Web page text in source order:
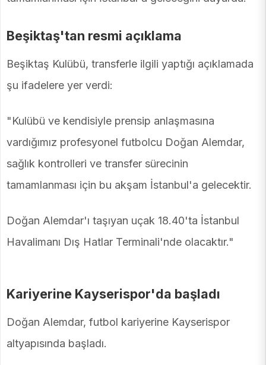
Beşiktaş'tan resmi açıklama
Beşiktaş Kulübü, transferle ilgili yaptığı açıklamada
şu ifadelere yer verdi:
"Kulübü ve kendisiyle prensip anlaşmasına
vardığımız profesyonel futbolcu Doğan Alemdar,
sağlık kontrolleri ve transfer sürecinin
tamamlanması için bu akşam İstanbul'a gelecektir.
Doğan Alemdar'ı taşıyan uçak 18.40'ta İstanbul
Havalimanı Dış Hatlar Terminali'nde olacaktır."
Kariyerine Kayserispor'da başladı
Doğan Alemdar, futbol kariyerine Kayserispor
altyapısında başladı.